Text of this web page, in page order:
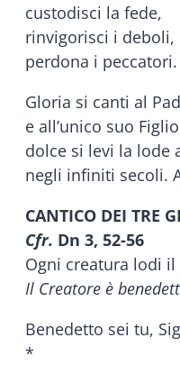
custodisci la fede,
rinvigorisci i deboli,
perdona i peccatori.
Gloria si canti al
e all’unico suo
dolce si levi la lode
negli infiniti secoli.
CANTICO DEI TRE
Cfr. Dn 3, 52-56
Ogni creatura lodi il
Il Creatore è
Benedetto sei tu,
*